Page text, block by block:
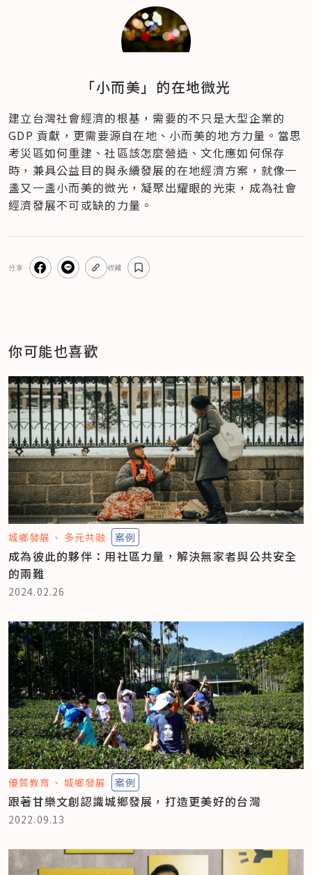
「小而美」的在地微光
建立台灣社會經濟的根基，需要的不只是大型企業的
GDP 貢獻，更需要源自在地、小而美的地方力量。當思
考災區如何重建、社區該怎麼營造、文化應如何保存
時，兼具公益目的與永續發展的在地經濟方案，就像一
盞又一盞小而美的微光，凝聚出耀眼的光束，成為社會
經濟發展不可或缺的力量。
分享 收藏
你可能也喜歡
城鄉發展 多元共融 案例
成為彼此的夥伴：用社區力量，解決無家者與公共安全
的兩難
2024.02.26
優質教育 城鄉發展 案例
跟著甘樂文創認識城鄉發展，打造更美好的台灣
2022.09.13